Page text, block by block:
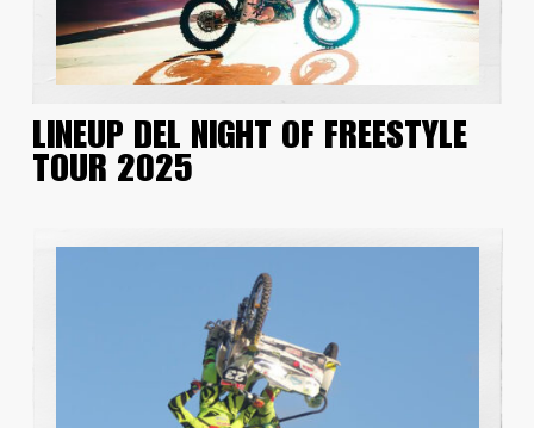
LINEUP DEL NIGHT OF FREESTYLE
TOUR 2025